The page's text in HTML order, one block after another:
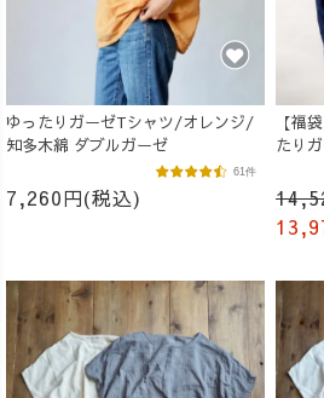
ゆったりガーゼTシャツ/オレンジ/
知多木綿 ダブルガーゼ
7,260円(税込)
61件
【福
たり